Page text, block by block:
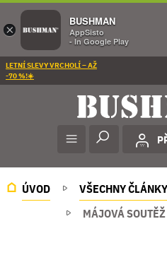
LETNÍ SLEVY VRCHOLÍ – AŽ
-70 %!☀️
ÚVOD VŠECHNY ČLÁNKY
MÁJOVÁ
×
BUSHMAN
AppSisto
- In Google Play